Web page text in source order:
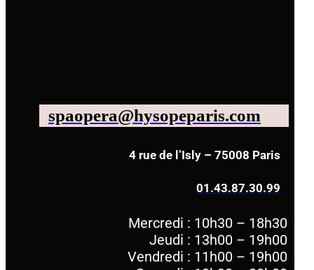
spaopera@hysopeparis.com
4 rue de l’Isly – 75008 Paris
01.43.87.30.99
Mercredi : 10h30 – 18h30
Jeudi : 13h00 – 19h00
Vendredi : 11h00 – 19h00